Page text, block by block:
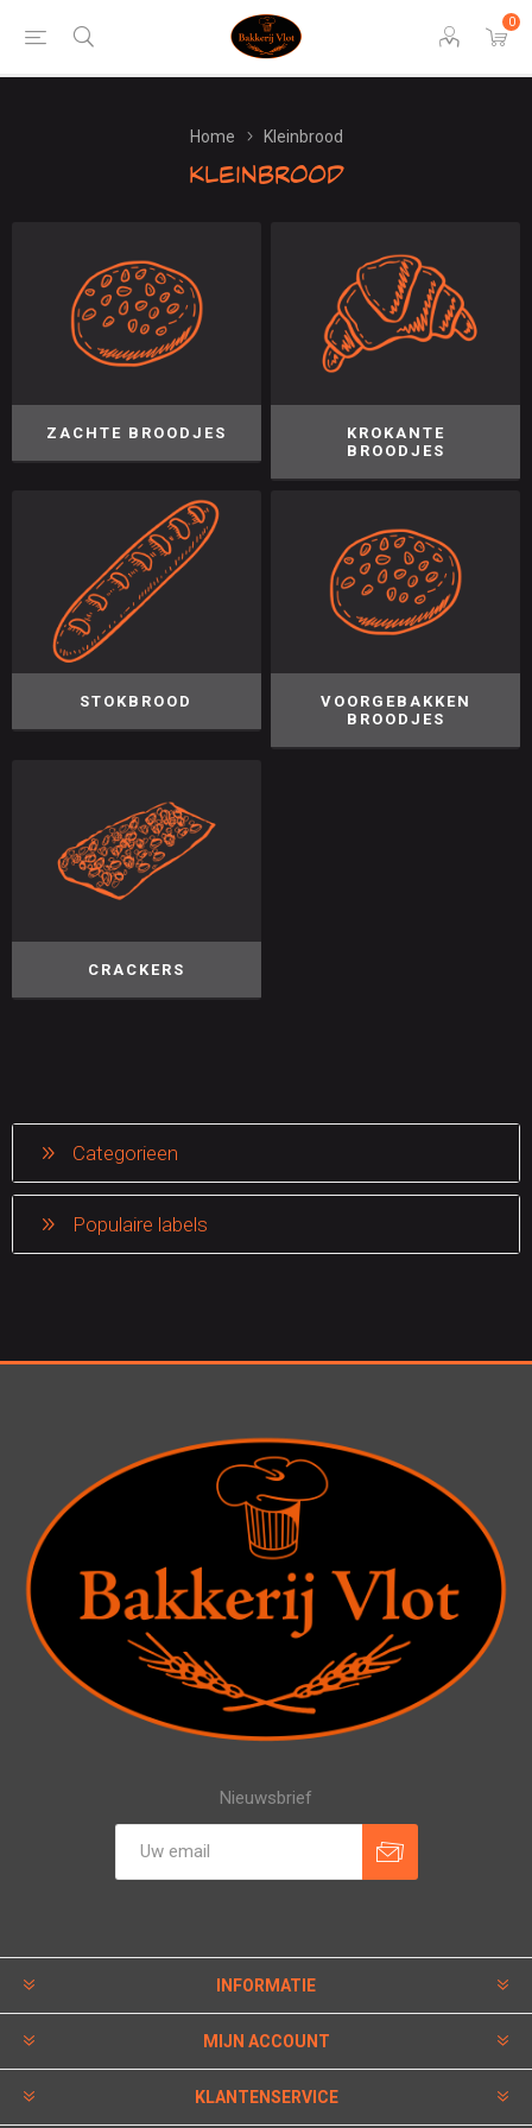
0
Home Kleinbrood
Kleinbrood
ZACHTE BROODJES
KROKANTE
BROODJES
STOKBROOD
VOORGEBAKKEN
BROODJES
CRACKERS
Categorieen
Populaire labels
Nieuwsbrief
INFORMATIE
MIJN ACCOUNT
KLANTENSERVICE